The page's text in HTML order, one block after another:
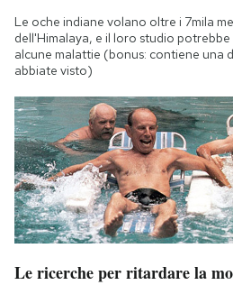
Le oche indiane volano oltre i 7mila
dell'Himalaya, e il loro studio
alcune malattie (bonus: contiene una
abbiate visto)
Le ricerche per ritardare la